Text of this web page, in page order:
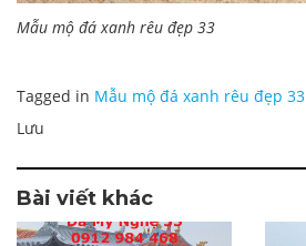
Mẫu mộ đá xanh rêu đẹp 33
Tagged in Mẫu mộ đá xanh rêu đẹp 33
Lưu
Bài viết khác